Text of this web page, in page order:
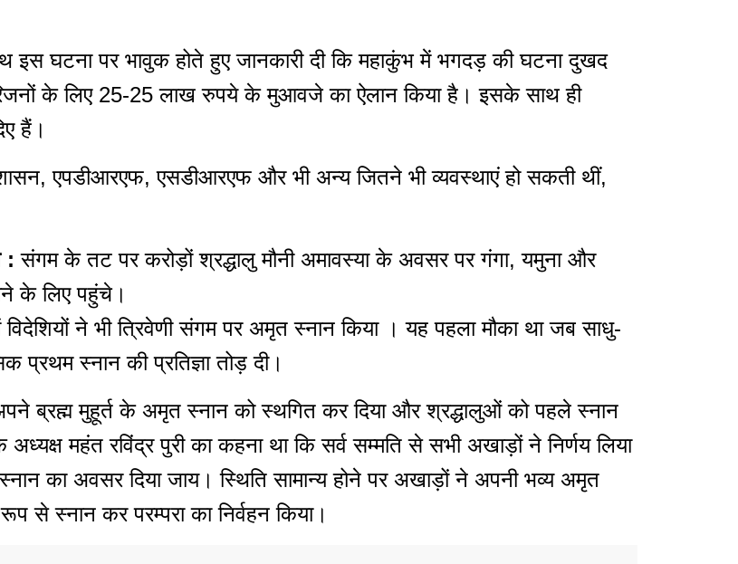
इस घटना पर भावुक होते हुए जानकारी दी कि महाकुंभ में भगदड़ की घटना दुखद
के लिए 25-25 लाख रुपये के मुआवजे का ऐलान किया है। इसके साथ ही
हैं।
एपडीआरएफ, एसडीआरएफ और भी अन्य जितने भी व्यवस्थाएं हो सकती थीं,
: संगम के तट पर करोड़ों श्रद्धालु मौनी अमावस्या के अवसर पर गंगा, यमुना और
के लिए पहुंचे।
ने भी त्रिवेणी संगम पर अमृत स्नान किया । यह पहला मौका था जब साधु-
प्रथम स्नान की प्रतिज्ञा तोड़ दी।
ब्रह्म मुहूर्त के अमृत स्नान को स्थगित कर दिया और श्रद्धालुओं को पहले स्नान
महंत रविंद्र पुरी का कहना था कि सर्व सम्मति से सभी अखाड़ों ने निर्णय लिया
का अवसर दिया जाय। स्थिति सामान्य होने पर अखाड़ों ने अपनी भव्य अमृत
से स्नान कर परम्परा का निर्वहन किया।